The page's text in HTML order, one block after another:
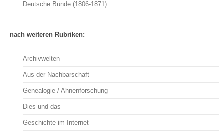
Deutsche Bünde (1806-1871)
nach weiteren Rubriken:
Archivwelten
Aus der Nachbarschaft
Genealogie / Ahnenforschung
Dies und das
Geschichte im Internet